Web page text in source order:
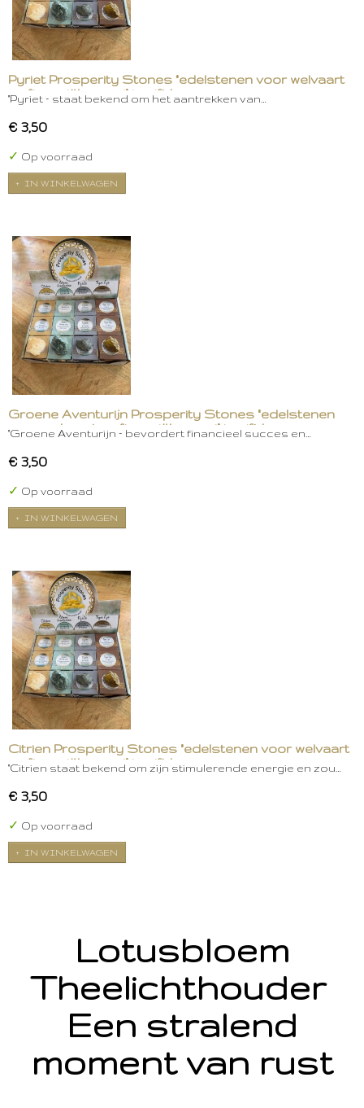
Pyriet Prosperity Stones "edelstenen voor welvaart
en financiële groei" in gift box
"Pyriet – staat bekend om het aantrekken van…
€ 3,50
✓ Op voorraad
IN WINKELWAGEN
Groene Aventurijn Prosperity Stones "edelstenen
voor welvaart en financiële groei" in gift box
"Groene Aventurijn – bevordert financieel succes en…
€ 3,50
✓ Op voorraad
IN WINKELWAGEN
Citrien Prosperity Stones "edelstenen voor welvaart
en financiële groei" in gift box
"Citrien staat bekend om zijn stimulerende energie en zou…
€ 3,50
✓ Op voorraad
IN WINKELWAGEN
Lotusbloem
Theelichthouder
Een stralend
moment van rust